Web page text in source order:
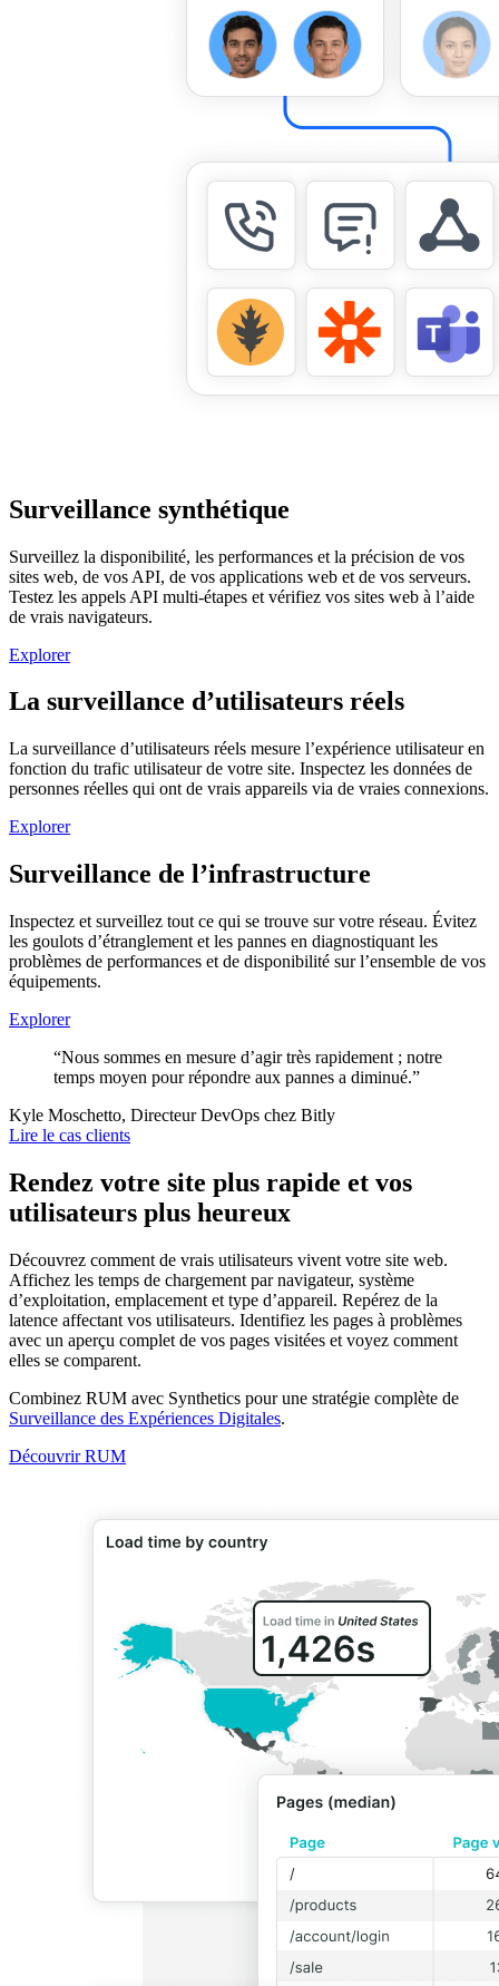
Surveillance synthétique
Surveillez la disponibilité, les performances et la précision de vos
sites web, de vos API, de vos applications web et de vos serveurs.
Testez les appels API multi-étapes et vérifiez vos sites web à l’aide
de vrais navigateurs.
Explorer
La surveillance d’utilisateurs réels
La surveillance d’utilisateurs réels mesure l’expérience utilisateur en
fonction du trafic utilisateur de votre site. Inspectez les données de
personnes réelles qui ont de vrais appareils via de vraies connexions.
Explorer
Surveillance de l’infrastructure
Inspectez et surveillez tout ce qui se trouve sur votre réseau. Évitez
les goulots d’étranglement et les pannes en diagnostiquant les
problèmes de performances et de disponibilité sur l’ensemble de vos
équipements.
Explorer
“Nous sommes en mesure d’agir très rapidement ; notre
temps moyen pour répondre aux pannes a diminué.”
Kyle Moschetto, Directeur DevOps chez Bitly
Lire le cas clients
Rendez votre site plus rapide et vos
utilisateurs plus heureux
Découvrez comment de vrais utilisateurs vivent votre site web.
Affichez les temps de chargement par navigateur, système
d’exploitation, emplacement et type d’appareil. Repérez de la
latence affectant vos utilisateurs. Identifiez les pages à problèmes
avec un aperçu complet de vos pages visitées et voyez comment
elles se comparent.
Combinez RUM avec Synthetics pour une stratégie complète de
Surveillance des Expériences Digitales.
Découvrir RUM